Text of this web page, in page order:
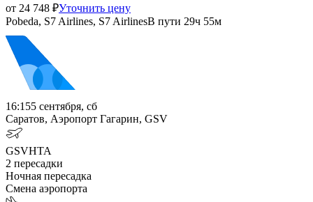
от 24 748 ₽Уточнить цену
Pobeda, S7 Airlines, S7 AirlinesВ пути 29ч 55м
16:155 сентября, сб
Саратов, Аэропорт Гагарин, GSV
GSVHTA
2 пересадки
Ночная пересадка
Смена аэропорта